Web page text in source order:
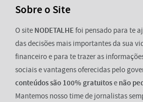
Sobre o Site
O site NODETALHEfoi pensado para te
das decisões mais importantes da sua
financeiro e para te trazer as
sociais e vantagens oferecidas pelo
conteúdos são 100% gratuitose não
Mantemos nosso time de jornalistas